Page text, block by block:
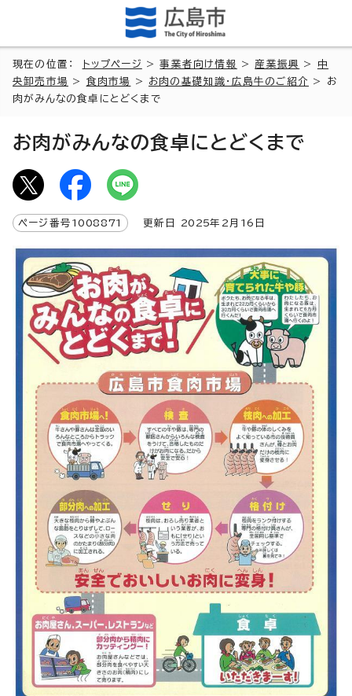
現在の位置： トップページ >事業者向け情報 > 産業振興 > 中
央卸売市場 > 食肉市場 > お肉の基礎知識・広島牛のご紹介
> お
肉がみんなの食卓にとどくまで
お肉がみんなの食卓にとどくまで
ページ番号 1008871 更新日 2025年2月 16 日